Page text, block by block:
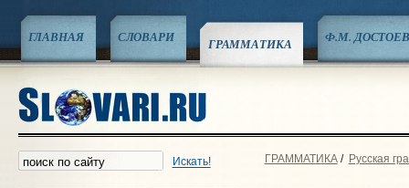
ГЛАВНАЯ СЛОВАРИ ГРАММАТИКА Ф.М.
Искать! ГРАММАТИКА/ Русская